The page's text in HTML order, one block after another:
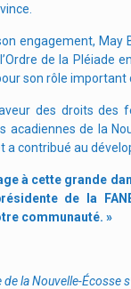
engagement,
de la Pléiade
son rôle important
des droits des
acadiennes de la
contribué au
à cette grande
de la
communauté. »
la Nouvelle-Écosse s